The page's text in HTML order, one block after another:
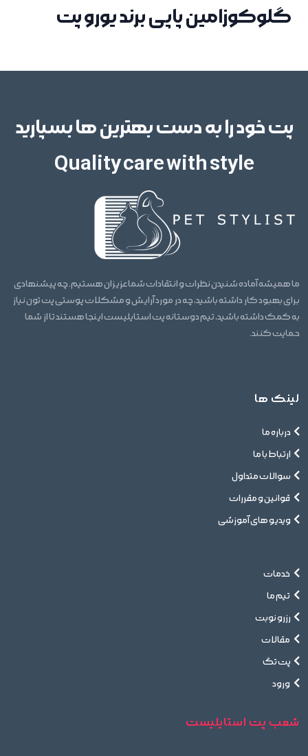
گلوکوزامین پاپی برند یورو پت
پت خود را به دست بهترین ها بسپارید
Quality care with style
ما همیشه آماده شنیدن نظرات و انتقادات شما عزیزان هستیم. چه پیشنهادی
برای بهبود کار داشته باشید، چه در مورد آرایش و مشکلات پوستی پت تون نیاز
به کمک داشته باشید، تیم دوستانه پت استایلیست اینجا هستند تا از شما
حمایت کنند.
لینک ها
درباره ما
ارتباط با ما
سوالات متداول
قوانین و مقررات
ویدیو های آموزشی
خدمات
تیم ما
رزرو نوبت
مقالات
پت تگ
ورود
شعب پت استایلیست